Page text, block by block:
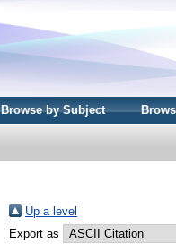
Browse by Subject
Up a level
Export as